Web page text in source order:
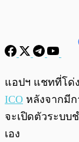
พร้อมเล่น
แอปฯ แชทที่โด่ง
ICO หลังจากมี
จะเปิดตัวระบบ
เอง